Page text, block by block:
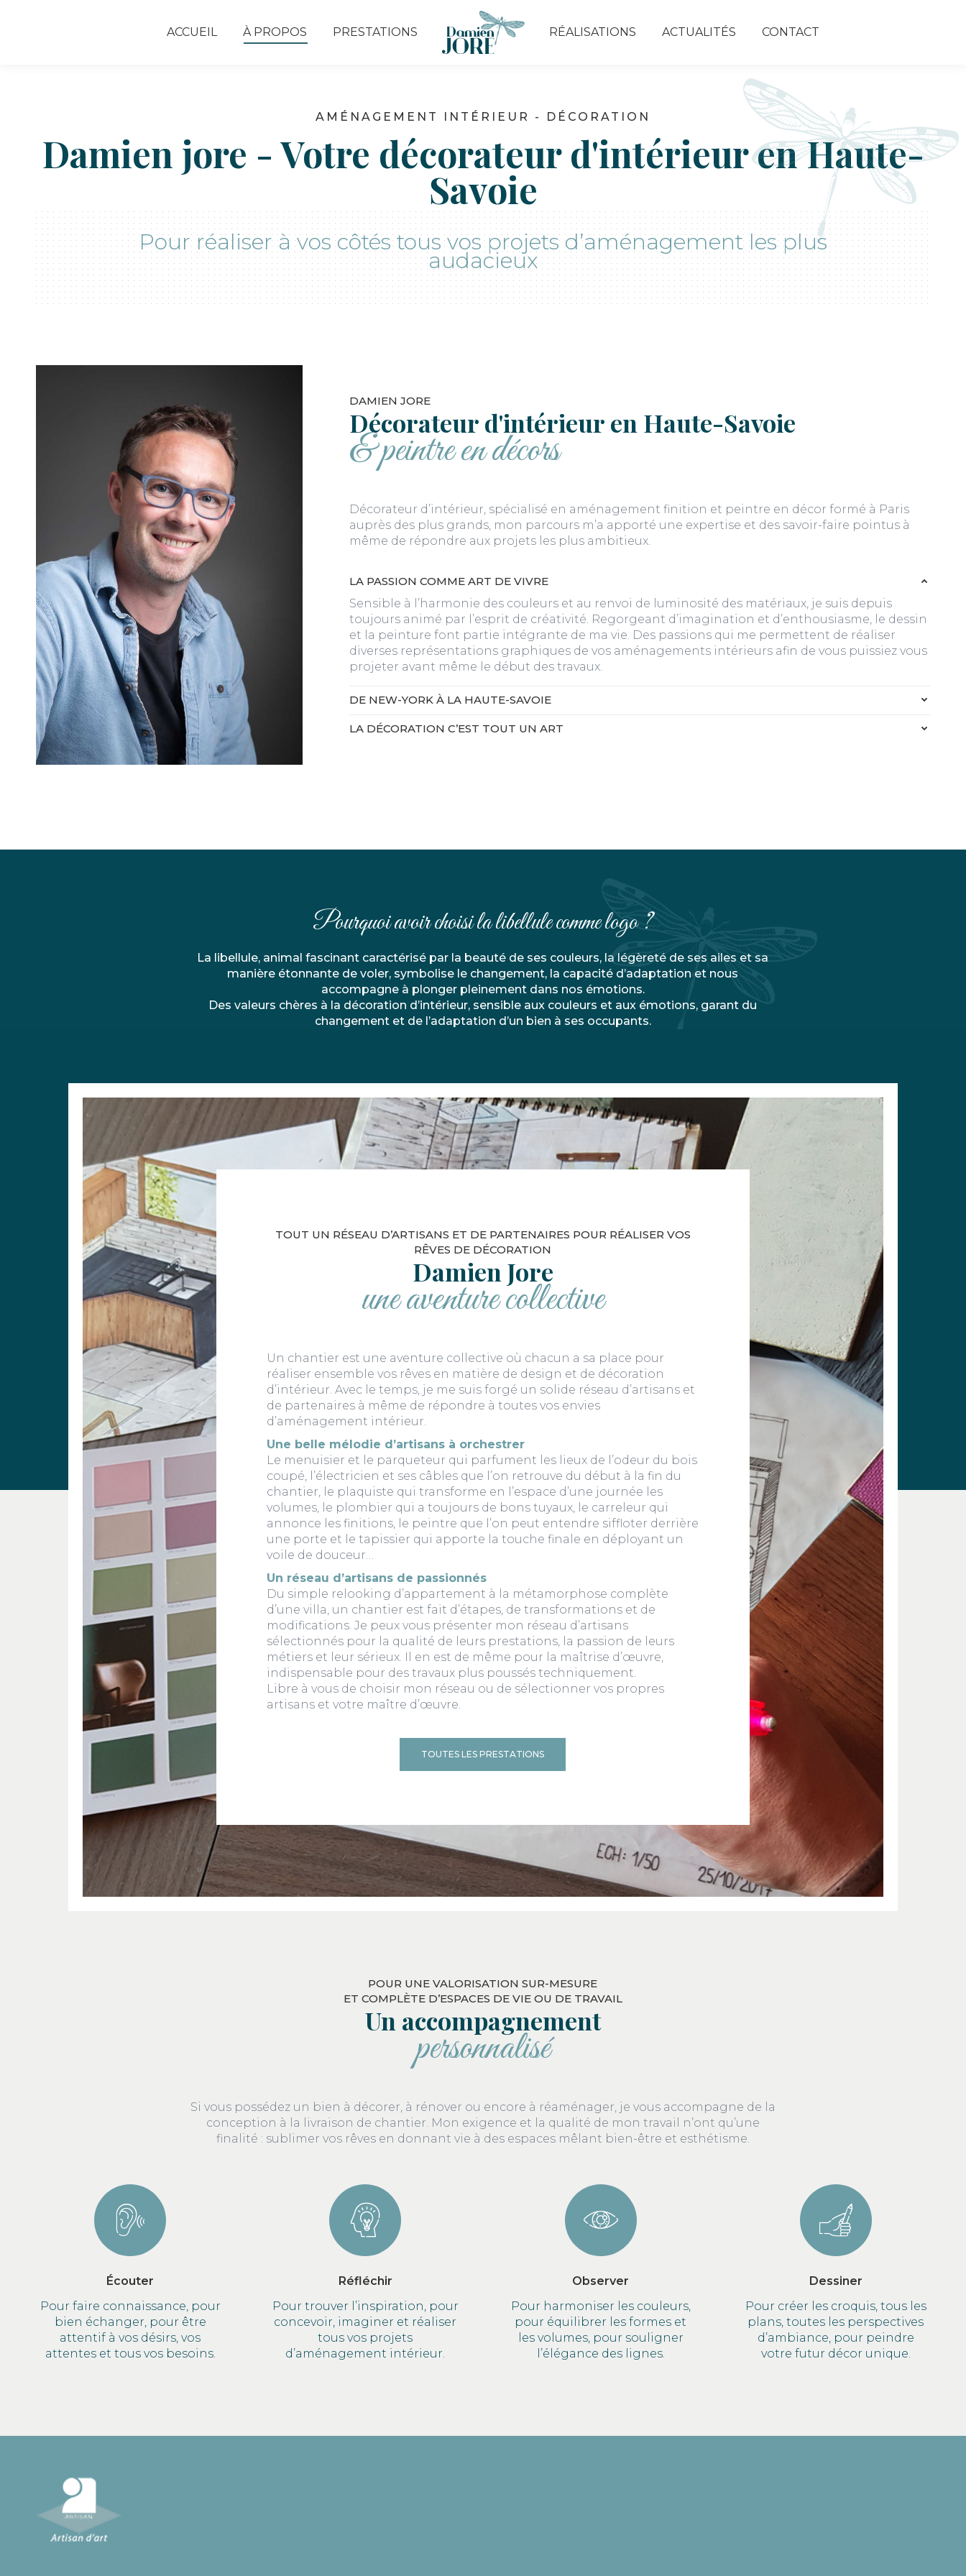
ACCUEIL À PROPOS PRESTATIONS RÉALISATIONS ACTUALITÉS CONTACT
Damien jore - Votre décorateur d'intérieur en Haute-
Savoie
Pour réaliser à vos côtés tous vos projets d’aménagement les plus
audacieux
DAMIEN JORE
Décorateur d'intérieur en Haute-Savoie
& peintre en décors
Décorateur d’intérieur, spécialisé en aménagement finition et peintre en décor formé à Paris
auprès des plus grands, mon parcours m’a apporté une expertise et des savoir-faire pointus à
même de répondre aux projets les plus ambitieux.
LA PASSION COMME ART DE VIVRE
Sensible à l’harmonie des couleurs et au renvoi de luminosité des matériaux, je suis depuis
toujours animé par l’esprit de créativité. Regorgeant d’imagination et d’enthousiasme, le dessin
et la peinture font partie intégrante de ma vie. Des passions qui me permettent de réaliser
diverses représentations graphiques de vos aménagements intérieurs afin de vous puissiez vous
projeter avant même le début des travaux.
DE NEW-YORK À LA HAUTE-SAVOIE
LA DÉCORATION C’EST TOUT UN ART
Pourquoi avoir choisi la libellule comme logo ?
La libellule, animal fascinant caractérisé par la beauté de ses couleurs, la légèreté de ses ailes et sa
manière étonnante de voler, symbolise le changement, la capacité d’adaptation et nous
accompagne à plonger pleinement dans nos émotions.
Des valeurs chères à la décoration d’intérieur, sensible aux couleurs et aux émotions, garant du
changement et de l’adaptation d’un bien à ses occupants.
TOUT UN RÉSEAU D’ARTISANS ET DE PARTENAIRES POUR RÉALISER VOS
RÊVES DE DÉCORATION
Damien Jore
une aventure collective
Un chantier est une aventure collective où chacun a sa place pour
réaliser ensemble vos rêves en matière de design et de décoration
d’intérieur. Avec le temps, je me suis forgé un solide réseau d’artisans et
de partenaires à même de répondre à toutes vos envies
d’aménagement intérieur.
Une belle mélodie d’artisans à orchestrer
Le menuisier et le parqueteur qui parfument les lieux de l’odeur du bois
coupé, l’électricien et ses câbles que l’on retrouve du début à la fin du
chantier, le plaquiste qui transforme en l’espace d’une journée les
volumes, le plombier qui a toujours de bons tuyaux, le carreleur qui
annonce les finitions, le peintre que l’on peut entendre siffloter derrière
une porte et le tapissier qui apporte la touche finale en déployant un
voile de douceur…
Un réseau d’artisans de passionnés
Du simple relooking d’appartement à la métamorphose complète
d’une villa, un chantier est fait d’étapes, de transformations et de
modifications. Je peux vous présenter mon réseau d’artisans
sélectionnés pour la qualité de leurs prestations, la passion de leurs
métiers et leur sérieux. Il en est de même pour la maîtrise d’œuvre,
indispensable pour des travaux plus poussés techniquement.
Libre à vous de choisir mon réseau ou de sélectionner vos propres
artisans et votre maître d’œuvre.
TOUTES LES PRESTATIONS
POUR UNE VALORISATION SUR-MESURE
ET COMPLÈTE D’ESPACES DE VIE OU DE TRAVAIL
Un accompagnement
personnalisé
Si vous possédez un bien à décorer, à rénover ou encore à réaménager, je vous accompagne de la
conception à la livraison de chantier. Mon exigence et la qualité de mon travail n’ont qu’une
finalité : sublimer vos rêves en donnant vie à des espaces mêlant bien-être et esthétisme.
Écouter
Pour faire connaissance, pour
bien échanger, pour être
attentif à vos désirs, vos
attentes et tous vos besoins.
Réfléchir
Pour trouver l’inspiration, pour
concevoir, imaginer et réaliser
tous vos projets
d’aménagement intérieur.
Observer
Pour harmoniser les couleurs,
pour équilibrer les formes et
les volumes, pour souligner
l’élégance des lignes.
Dessiner
Pour créer les croquis, tous les
plans, toutes les perspectives
d’ambiance, pour peindre
votre futur décor unique.